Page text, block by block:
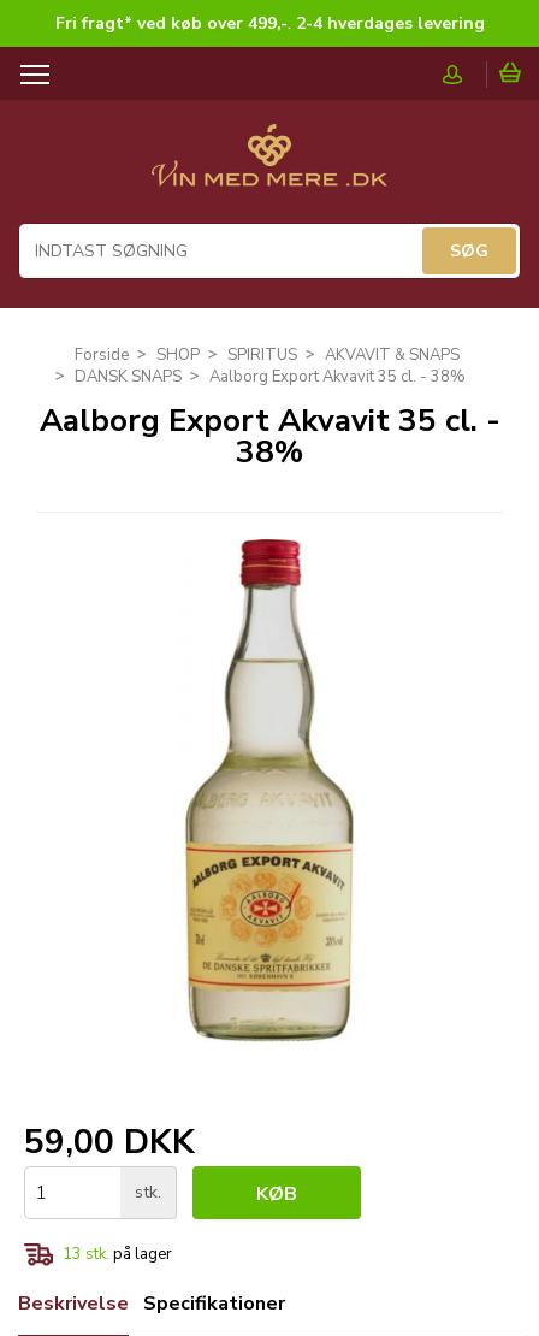
Fri fragt* ved køb over 499,-. 2-4 hverdages levering
T
a
i
Forside SHOP SPIRITUS
AKVAVIT & SNAPS
DANSK SNAPS
Aalborg Export Akvavit 35 cl. - 38%
Aalborg Export Akvavit 35 cl. -
38%
59,00 DKK
stk. KØB
13 stk. på lager
Beskrivelse Specifikationer